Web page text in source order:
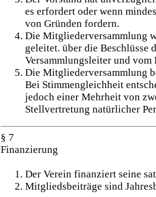
es erfordert oder wenn
von Gründen fordern.
Die Mitgliederversammlung
geleitet. über die Beschlüsse
Versammlungsleiter und
Die Mitgliederversammlung
Bei Stimmengleichheit
jedoch einer Mehrheit von
Stellvertretung natürlicher
§ 7
Finanzierung
Der Verein finanziert seine
Mitgliedsbeiträge sind